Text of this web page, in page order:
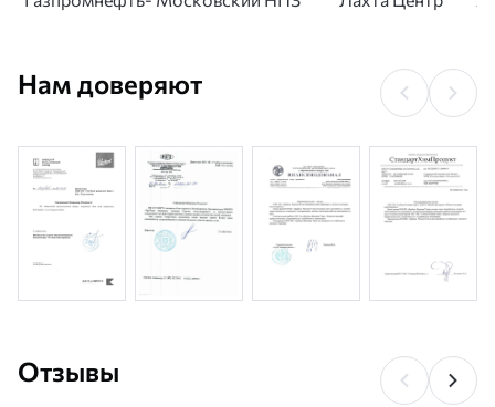
Нам доверяют
Отзывы